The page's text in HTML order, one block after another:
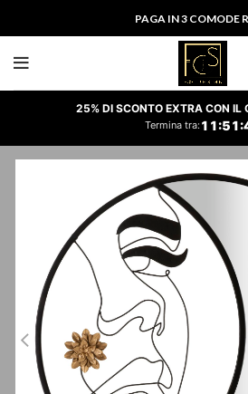
PAGA IN 3 COMODE
25% DI SCONTO EXTRA CON IL
Termina tra:11:51: